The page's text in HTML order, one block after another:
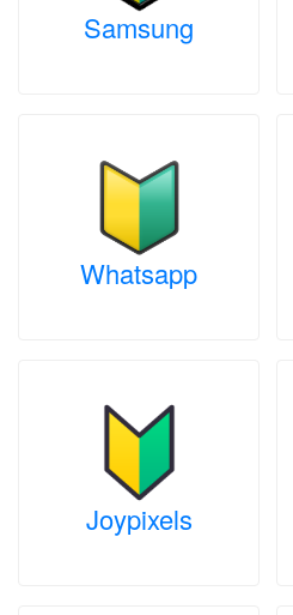
Samsung
Whatsapp
Joypixels